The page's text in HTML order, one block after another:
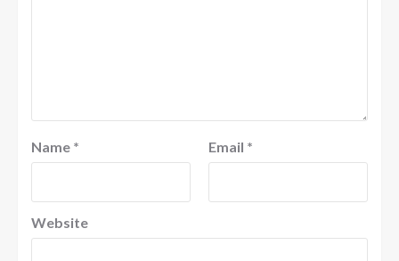
Name * Email *
Website